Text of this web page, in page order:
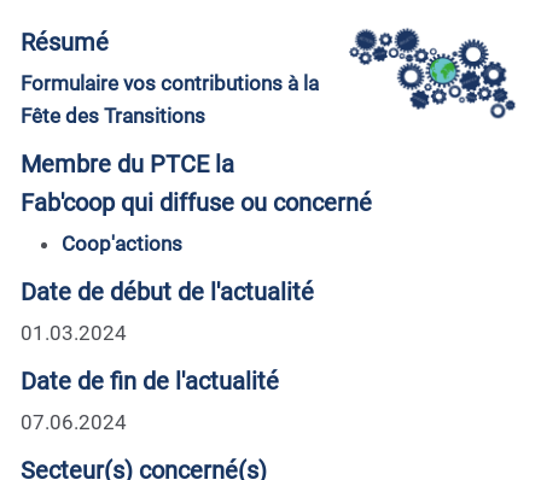
Résumé
Formulaire vos contributions à la
Fête des Transitions
Membre du PTCE la
Fab'coop qui diffuse ou concerné
Coop'actions
Date de début de l'actualité
01.03.2024
Date de fin de l'actualité
07.06.2024
Secteur(s) concerné(s)